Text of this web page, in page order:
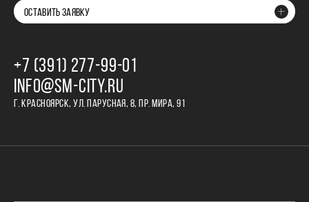
ОСТАВИТЬ ЗАЯВКУ
+7 (391) 277‒99‒01
INFO@SM-CITY.RU
Г. КРАСНОЯРСК, УЛ. ПАРУСНАЯ, 8, ПР. МИРА, 91